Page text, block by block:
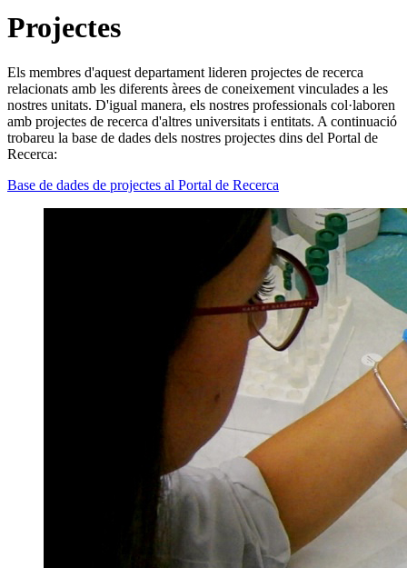
Projectes
Els membres d'aquest departament lideren projectes de recerca
relacionats amb les diferents àrees de coneixement vinculades a les
nostres unitats. D'igual manera, els nostres professionals col·laboren
amb projectes de recerca d'altres universitats i entitats. A continuació
trobareu la base de dades dels nostres projectes dins del Portal de
Recerca:
Base de dades de projectes al Portal de Recerca